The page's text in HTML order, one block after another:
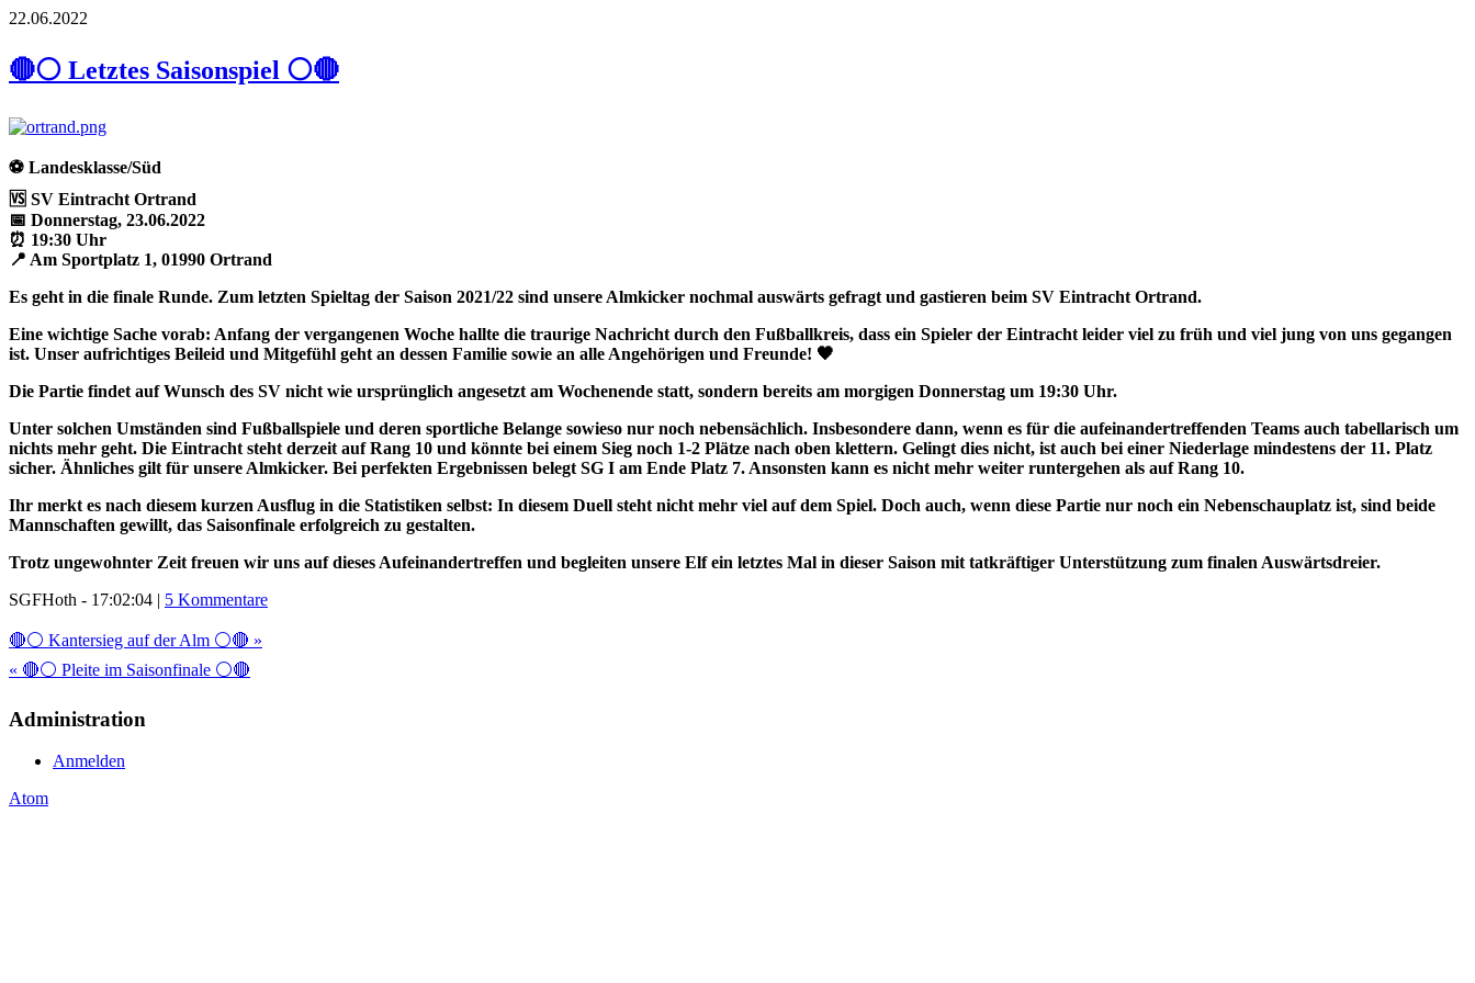
22.06.2022
🔴⚪ Letztes Saisonspiel ⚪🔴
⚽️ Landesklasse/Süd
🆚️ SV Eintracht Ortrand
📅 Donnerstag, 23.06.2022
⏰ 19:30 Uhr
📍 Am Sportplatz 1, 01990 Ortrand
Es geht in die finale Runde. Zum letzten Spieltag der Saison 2021/22 sind unsere Almkicker nochmal auswärts gefragt und gastieren beim SV Eintracht Ortrand.
Eine wichtige Sache vorab: Anfang der vergangenen Woche hallte die traurige Nachricht durch den Fußballkreis, dass ein Spieler der Eintracht leider viel zu früh und viel jung von uns gegangen
ist. Unser aufrichtiges Beileid und Mitgefühl geht an dessen Familie sowie an alle Angehörigen und Freunde! 🖤
Die Partie findet auf Wunsch des SV nicht wie ursprünglich angesetzt am Wochenende statt, sondern bereits am morgigen Donnerstag um 19:30 Uhr.
Unter solchen Umständen sind Fußballspiele und deren sportliche Belange sowieso nur noch nebensächlich. Insbesondere dann, wenn es für die aufeinandertreffenden Teams auch tabellarisch um
nichts mehr geht. Die Eintracht steht derzeit auf Rang 10 und könnte bei einem Sieg noch 1-2 Plätze nach oben klettern. Gelingt dies nicht, ist auch bei einer Niederlage mindestens der 11. Platz
sicher. Ähnliches gilt für unsere Almkicker. Bei perfekten Ergebnissen belegt SG I am Ende Platz 7. Ansonsten kann es nicht mehr weiter runtergehen als auf Rang 10.
Ihr merkt es nach diesem kurzen Ausflug in die Statistiken selbst: In diesem Duell steht nicht mehr viel auf dem Spiel. Doch auch, wenn diese Partie nur noch ein Nebenschauplatz ist, sind beide
Mannschaften gewillt, das Saisonfinale erfolgreich zu gestalten.
Trotz ungewohnter Zeit freuen wir uns auf dieses Aufeinandertreffen und begleiten unsere Elf ein letztes Mal in dieser Saison mit tatkräftiger Unterstützung zum finalen Auswärtsdreier.
SGFHoth - 17:02:04 | 5 Kommentare
🔴⚪ Kantersieg auf der Alm ⚪🔴 »
« 🔴⚪ Pleite im Saisonfinale ⚪🔴
Administration
Anmelden
Atom